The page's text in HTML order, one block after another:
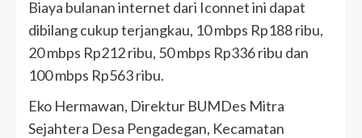
Biaya bulanan internet dari Iconnet ini dapat
dibilang cukup terjangkau, 10 mbps Rp188 ribu,
20 mbps Rp212 ribu, 50 mbps Rp336 ribu dan
100 mbps Rp563 ribu.
Eko Hermawan, Direktur BUMDes Mitra
Sejahtera Desa Pengadegan, Kecamatan